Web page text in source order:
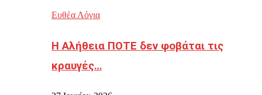
Ευθέα Λόγια
Η Αλήθεια ΠΟΤΕ δεν φοβάται τις
κραυγές…